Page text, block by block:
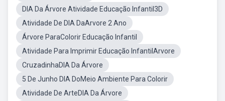
DIA Da Árvore Atividade Educação Infantil3D
Atividade De DIA DaArvore 2 Ano
Árvore ParaColorir Educação Infantil
Atividade Para Imprimir Educação InfantilArvore
CruzadinhaDIA Da Árvore
5 De Junho DIA DoMeio Ambiente Para Colorir
Atividade De ArteDIA Da Árvore